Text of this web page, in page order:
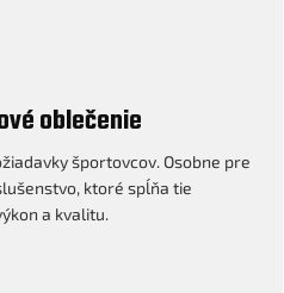
oblečenie
športovcov. Osobne pre
ktoré spĺňa tie
a kvalitu.